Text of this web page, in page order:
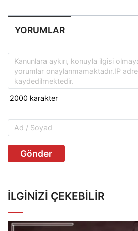
YORUMLAR
Gönder
İLGINIZI ÇEKEBILIR